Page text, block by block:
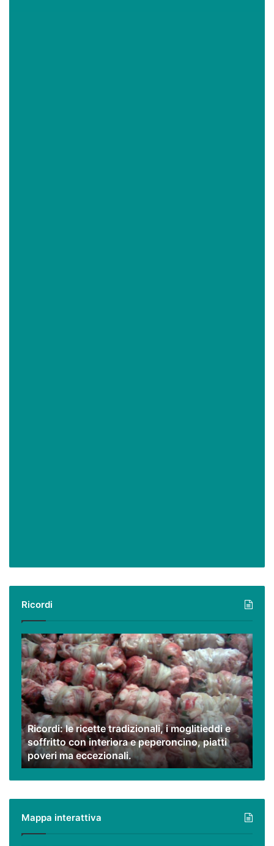
Ricordi
Ricordi:
le
ricette
tradizionali,
i
moglitieddi
e
soffritto
con
interiora
e
peperoncino,
ma
eccezionali.
Ricordi: le ricette tradizionali, i moglitieddi e
soffritto con interiora e peperoncino, piatti
poveri ma eccezionali.
Mappa interattiva